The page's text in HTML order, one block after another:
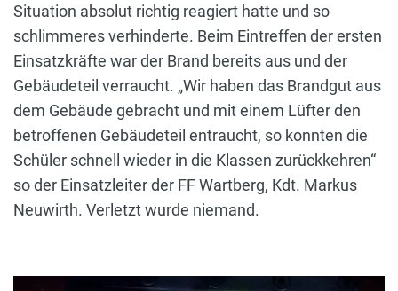
Situation absolut richtig reagiert hatte und so
schlimmeres verhinderte. Beim Eintreffen der ersten
Einsatzkräfte war der Brand bereits aus und der
Gebäudeteil verraucht. „Wir haben das Brandgut aus
dem Gebäude gebracht und mit einem Lüfter den
betroffenen Gebäudeteil entraucht, so konnten die
Schüler schnell wieder in die Klassen zurückkehren“
so der Einsatzleiter der FF Wartberg, Kdt. Markus
Neuwirth. Verletzt wurde niemand.